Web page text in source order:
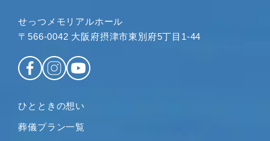
2022年11月
2022年10月
2022年8月
2022年7月
せっつメモリアルホール
〒566-0042 大阪府摂津市東別府5丁目1-44
ひとときの想い
葬儀プラン一覧